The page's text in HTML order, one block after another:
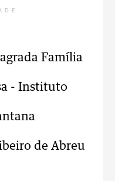
Família
- Instituto
de Abreu